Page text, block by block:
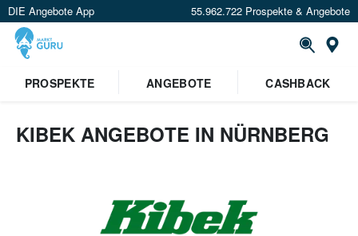
DIE Angebote App 55.962.722 Prospekte & Angebote
PROSPEKTE
ANGEBOTE CASHBACK
KIBEK ANGEBOTE IN NÜRNBERG